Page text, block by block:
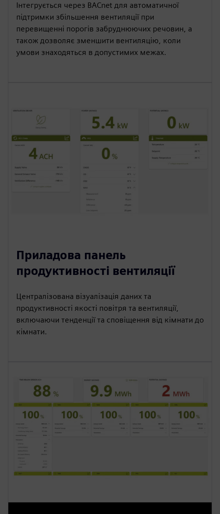
Інтегрується через BACnet для автоматичної
підтримки збільшення вентиляції при
перевищенні порогів забруднюючих речовин, а
також дозволяє зменшити вентиляцію, коли
умови знаходяться в допустимих межах.
Приладова панель
продуктивності вентиляції
Централізована візуалізація даних та
продуктивності якості повітря та вентиляції,
включаючи тенденції та сповіщення від кімнати до
кімнати.